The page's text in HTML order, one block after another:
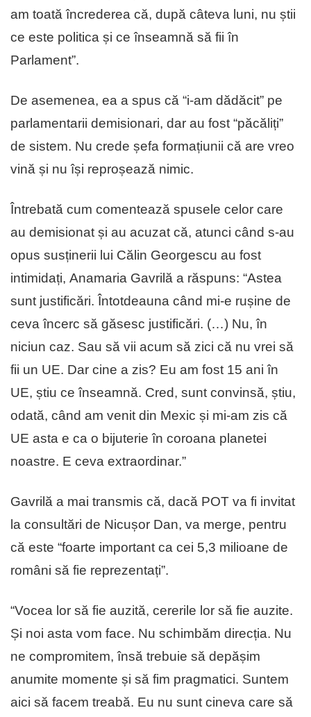
am toată încrederea că, după câteva luni, nu știi
ce este politica și ce înseamnă să fii în
Parlament”.
De asemenea, ea a spus că “i-am dădăcit” pe
parlamentarii demisionari, dar au fost “păcăliți”
de sistem. Nu crede șefa formațiunii că are vreo
vină și nu își reproșează nimic.
Întrebată cum comentează spusele celor care
au demisionat și au acuzat că, atunci când s-au
opus susținerii lui Călin Georgescu au fost
intimidați, Anamaria Gavrilă a răspuns: “Astea
sunt justificări. Întotdeauna când mi-e rușine de
ceva încerc să găsesc justificări. (…) Nu, în
niciun caz. Sau să vii acum să zici că nu vrei să
fii un UE. Dar cine a zis? Eu am fost 15 ani în
UE, știu ce înseamnă. Cred, sunt convinsă, știu,
odată, când am venit din Mexic și mi-am zis că
UE asta e ca o bijuterie în coroana planetei
noastre. E ceva extraordinar.”
Gavrilă a mai transmis că, dacă POT va fi invitat
la consultări de Nicușor Dan, va merge, pentru
că este “foarte important ca cei 5,3 milioane de
români să fie reprezentați”.
“Vocea lor să fie auzită, cererile lor să fie auzite.
Și noi asta vom face. Nu schimbăm direcția. Nu
ne compromitem, însă trebuie să depășim
anumite momente și să fim pragmatici. Suntem
aici să facem treabă. Eu nu sunt cineva care să